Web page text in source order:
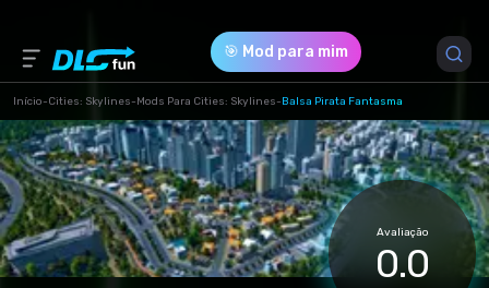
🎯 Mod para mim
Início-Cities: Skylines-Mods Para Cities: Skylines-Balsa Pirata Fantasma
Avaliação
0.0
Versão do Jogo *
0 (0bbefe49445fc0fa9b15804e6292ffd7.zip)
Download (1.51 Mb)